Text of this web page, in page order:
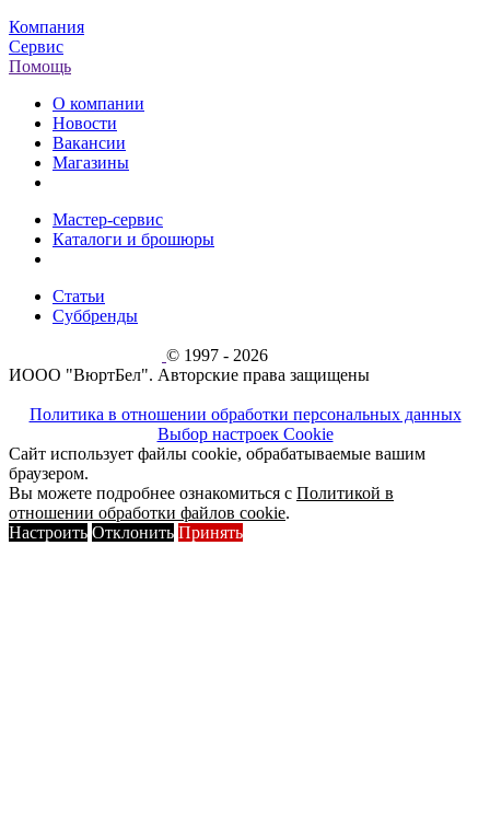
Компания
Сервис
Помощь
О компании
Новости
Вакансии
Магазины
Мастер-сервис
Каталоги и брошюры
Статьи
Суббренды
© 1997 - 2026
ИООО "ВюртБел". Авторские права защищены
Политика в отношении обработки персональных данных
Выбор настроек Cookie
Сайт использует файлы cookie, обрабатываемые вашим
браузером.
Вы можете подробнее ознакомиться с Политикой в
отношении обработки файлов cookie.
Настроить Отклонить Принять